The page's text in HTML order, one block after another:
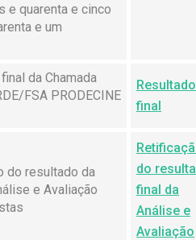
e quarenta e cinco
e um
da Chamada
FSA PRODECINE
Resultado
final
do resultado da
e Avaliação
do
final da
Análise e
Avaliação